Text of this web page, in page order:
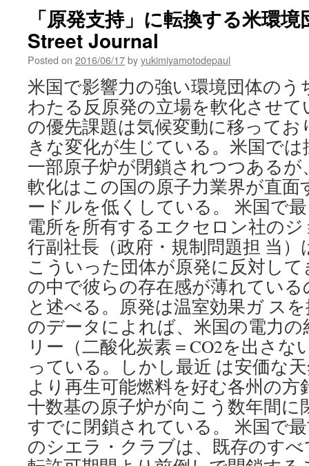
射
線
調
査
結
果：
福
島
の
川
岸
の
汚
染、
琵
琶
湖
の
最
大
2
千
倍
——
福
島
か
ら
関
西
へ
の
教
訓、
「原発支持」に転換する米環
Street Journal
Posted on 2016/06/17byyukimiyamotodepaul
米国で影響力の強い環境団体のう
わたる反原発の立場を軟化させ
の優先課題は気候変動に移ってお
きな変化が生じている。米国で
一部原子炉が閉鎖されつつある
軟化はこの国の原子力業界が直面
ードルを低くしている。 米国で
電所を所有するエクセロン社の
行副社長（政府・規制問題担 当
こういった団体が原発に反対し
の中で彼らの存在感が薄れてい
と述べる。原発は温室効果ガ ス
のデータによれば、米国の電力
リー（二酸化炭素＝CO2を出さな
っている。しかし最近 は安価な
より再生可能燃料を好む各州の
十数基の原子炉が向こう数年間に
すでに閉鎖されている。 米国で
のシエラ・クラブは、既存のす